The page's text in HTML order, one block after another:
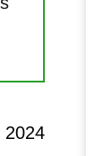
2024